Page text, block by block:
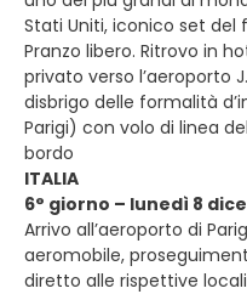
Stati Uniti, iconico set del
Pranzo libero. Ritrovo in
privato verso l’aeroporto
disbrigo delle formalità
Parigi) con volo di linea
bordo
ITALIA
6° giorno – lunedì 8
Arrivo all’aeroporto di
aeromobile,
diretto alle rispettive